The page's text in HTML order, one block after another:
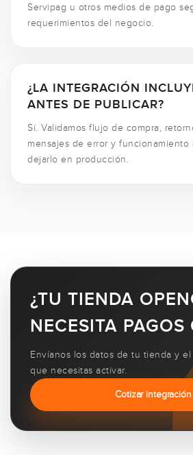
Servipag u otros medios de pago
requerimientos del negocio.
¿LA INTEGRACIÓN
ANTES DE PUBLICAR?
Sí. Validamos flujo de compra,
mensajes de error y funcionamiento
dejarlo en producción.
¿TU TIENDA
NECESITA PAGOS
Envíanos los datos de tu tienda y
que necesitas activar.
Cotizar integración